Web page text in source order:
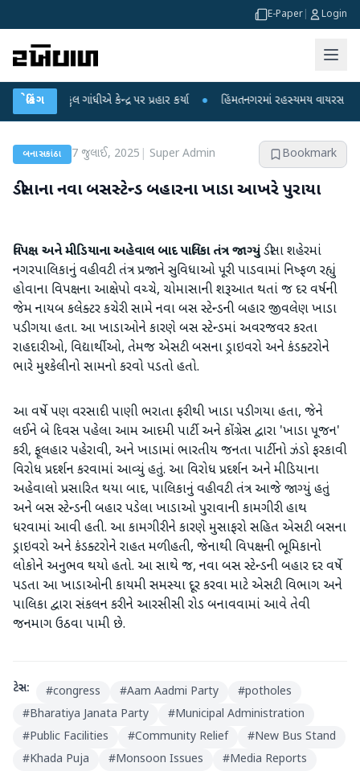
E-Paper Login
બ્રેકિંગ
રાહુલ ગાંધીએ કેન્દ્ર પર પ્રહાર કર્યા ● હિંમતનગરમાં રહસ્યમય વાયરસ કે ચાંદીપુરા?
બનાસકાંઠા 7 જુલાઈ, 2025 Super Admin Bookmark
ડીસાના નવા બસસ્ટેન્ડ બહારના ખાડા આખરે પુરાયા
વિપક્ષ અને મીડિયાના અહેવાલ બાદ પાલિકા તંત્ર જાગ્યુંડીસા શહેરમાં
નગરપાલિકાનું વહીવટી તંત્ર પ્રજાને સુવિધાઓ પૂરી પાડવામાં નિષ્ફળ રહ્યું
હોવાના વિપક્ષના આક્ષેપો વચ્ચે, ચોમાસાની શરૂઆત થતાં જ દર વર્ષની
જેમ નાયબ કલેક્ટર કચેરી સામે નવા બસ સ્ટેન્ડની બહાર જીવલેણ ખાડા
પડી ગયા હતા. આ ખાડાઓને કારણે બસ સ્ટેન્ડમાં અવરજવર કરતા
રાહદારીઓ, વિદ્યાર્થીઓ, તેમજ એસટી બસના ડ્રાઇવરો અને કંડક્ટરોને
ભારે મુશ્કેલીનો સામનો કરવો પડતો હતો.
આ વર્ષે પણ વરસાદી પાણી ભરાતા ફરીથી ખાડા પડી ગયા હતા, જેને
લઈને બે દિવસ પહેલા આમ આદમી પાર્ટી અને કોંગ્રેસ દ્વારા 'ખાડા પૂજન'
કરી, ફૂલહાર પહેરાવી, અને ખાડામાં ભારતીય જનતા પાર્ટીનો ઝંડો ફરકાવી
વિરોધ પ્રદર્શન કરવામાં આવ્યું હતું. આ વિરોધ પ્રદર્શન અને મીડિયાના
અહેવાલો પ્રસારિત થયા બાદ, પાલિકાનું વહીવટી તંત્ર આજે જાગ્યું હતું
અને બસ સ્ટેન્ડની બહાર પડેલા ખાડાઓ પુરાવાની કામગીરી હાથ
ધરવામાં આવી હતી. આ કામગીરીને કારણે મુસાફરો સહિત એસટી બસના
ડ્રાઇવરો અને કંડક્ટરોને રાહત મળી હતી, જેનાથી વિપક્ષની ભૂમિકાનો
લોકોને અનુભવ થયો હતો. આ સાથે જ, નવા બસ સ્ટેન્ડની બહાર દર વર્ષે
પડતા આ ખાડાઓની કાયમી સમસ્યા દૂર કરવા માટે એસટી વિભાગ અને
પાલિકા દ્વારા સંકલન કરીને આરસીસી રોડ બનાવવામાં આવે તેવી
જનમાગ ઉઠવા પામી છે.
ટેગ્સ: #congress #Aam Aadmi Party #potholes
#Bharatiya Janata Party #Municipal Administration
#Public Facilities #Community Relief #New Bus Stand
#Khada Puja #Monsoon Issues #Media Reports